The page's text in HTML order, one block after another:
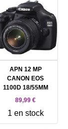
APN 12 MP
CANON EOS
1100D 18/55MM
89,99 €
1 en stock